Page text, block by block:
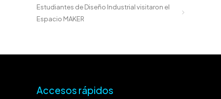
Estudiantes de Diseño Industrial visitaron el
Espacio MAKER
Accesos rápidos